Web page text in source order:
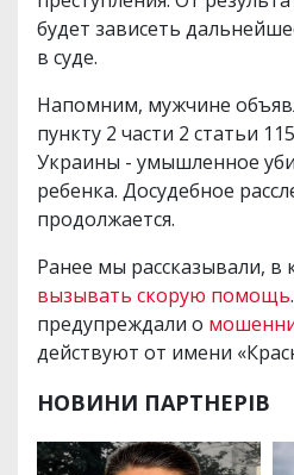
будет зависеть
в суде.
Напомним, мужчине
пункту 2 части 2 статьи
Украины - умышленное
ребенка. Досудебное
продолжается.
Ранее мы рассказывали, в
вызывать скорую помощь
предупреждали о
действуют от имени